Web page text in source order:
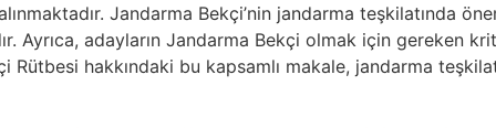
Jandarma Bekçi’nin jandarma teşkilatında
Ayrıca, adayların Jandarma Bekçi olmak için gereken
Rütbesi hakkındaki bu kapsamlı makale, jandarma